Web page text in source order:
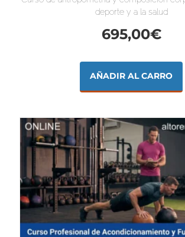
deporte y a la salud
695,00€
AÑADIR AL CARRO